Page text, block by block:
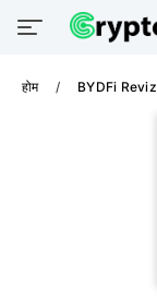
होम BYDFi